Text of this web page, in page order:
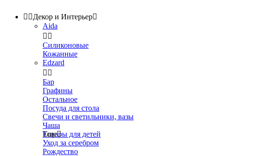
 Декор и Интерьер
Aida
 
Силиконовые
Кожанные
Edzard
 
Бар
Графины
Остальное
Посуда для стола
Свечи и светильники, вазы
Чаша
Товары для детей
Уход за серебром
Рождество
Еще